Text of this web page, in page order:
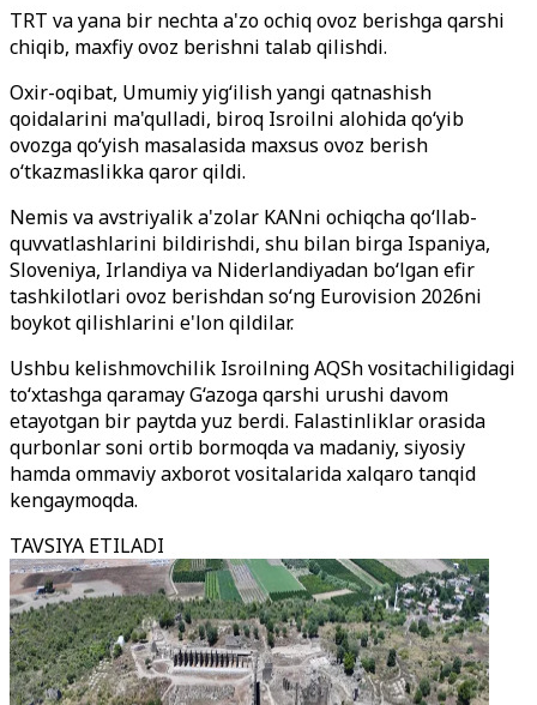
TRT va yana bir nechta a'zo ochiq ovoz berishga qarshi
chiqib, maxfiy ovoz berishni talab qilishdi.
Oxir-oqibat, Umumiy yig‘ilish yangi qatnashish
qoidalarini ma'qulladi, biroq Isroilni alohida qo‘yib
ovozga qo‘yish masalasida maxsus ovoz berish
o‘tkazmaslikka qaror qildi.
Nemis va avstriyalik a'zolar KANni ochiqcha qo‘llab-
quvvatlashlarini bildirishdi, shu bilan birga Ispaniya,
Sloveniya, Irlandiya va Niderlandiyadan bo‘lgan efir
tashkilotlari ovoz berishdan so‘ng Eurovision 2026ni
boykot qilishlarini e'lon qildilar.
Ushbu kelishmovchilik Isroilning AQSh vositachiligidagi
to‘xtashga qaramay G‘azoga qarshi urushi davom
etayotgan bir paytda yuz berdi. Falastinliklar orasida
qurbonlar soni ortib bormoqda va madaniy, siyosiy
hamda ommaviy axborot vositalarida xalqaro tanqid
kengaymoqda.
TAVSIYA ETILADI